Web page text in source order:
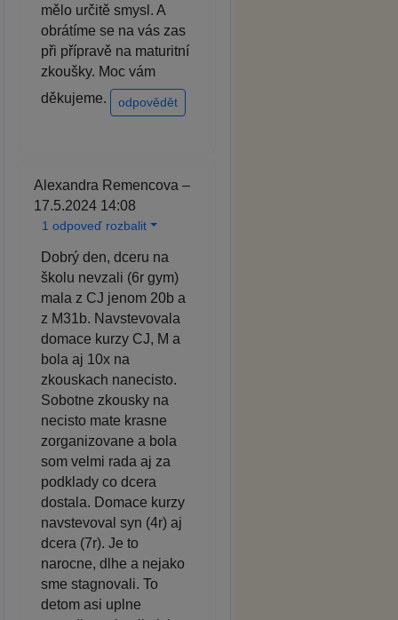
mělo určitě smysl. A
obrátíme se na vás zas
při přípravě na maturitní
zkoušky. Moc vám
děkujeme.
odpovědět
Alexandra Remencova –
17.5.2024 14:08
1 odpoveď rozbalit
Dobrý den, dceru na
školu nevzali (6r gym)
mala z CJ jenom 20b a
z M31b. Navstevovala
domace kurzy CJ, M a
bola aj 10x na
zkouskach nanecisto.
Sobotne zkousky na
necisto mate krasne
zorganizovane a bola
som velmi rada aj za
podklady co dcera
dostala. Domace kurzy
navstevoval syn (4r) aj
dcera (7r). Je to
narocne, dlhe a nejako
sme stagnovali. To
detom asi uplne